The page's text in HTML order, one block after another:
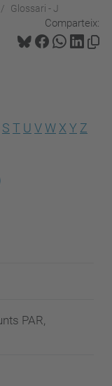
Glossari - J
Comparteix:
S T U VW X Y Z
PAR,